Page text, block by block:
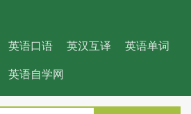
英语口语 英汉互译 英语单词
英语自学网